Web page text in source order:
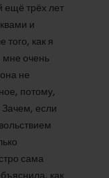
ещё трёх лет
и
того, как я
мне очень
не
потому,
Зачем, если
сама
как